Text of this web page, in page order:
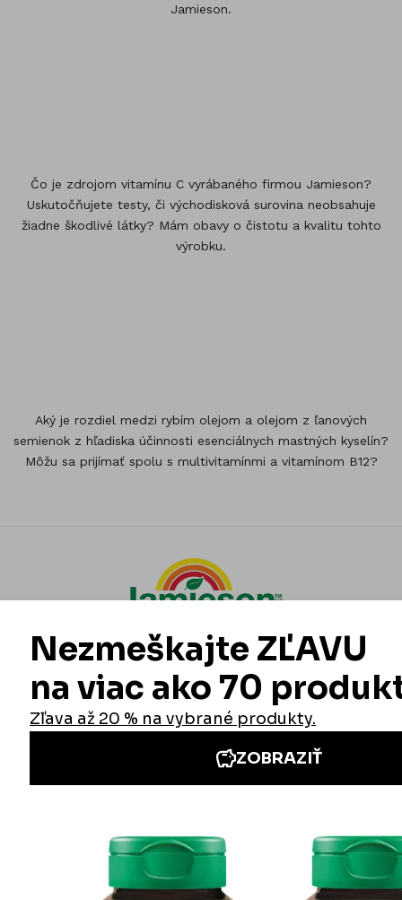
Jamieson.
Čo je zdrojom vitamínu C vyrábaného firmou Jamieson?
Uskutočňujete testy, či východisková surovina neobsahuje
žiadne škodlivé látky? Mám obavy o čistotu a kvalitu tohto
výrobku.
Aký je rozdiel medzi rybím olejom a olejom z ľanových
semienok z hľadiska účinnosti esenciálnych mastných kyselín?
Môžu sa prijímať spolu s multivitamínmi a vitamínom B12?
Iné stránky Jamieson